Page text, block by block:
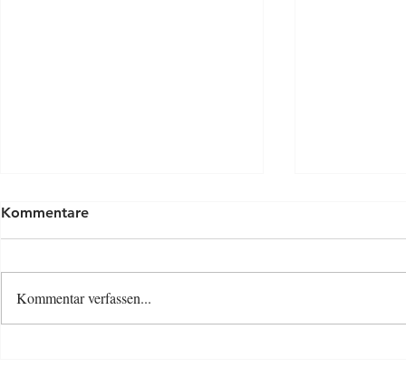
Kommentare
Kommentar verfassen...